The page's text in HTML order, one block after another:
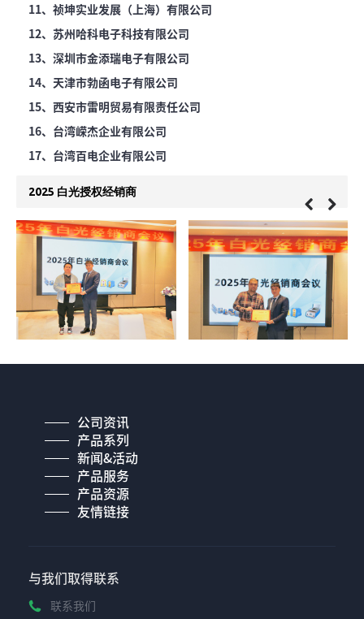
11、祯坤实业发展（上海）有限公司
12、苏州哈科电子科技有限公司
13、深圳市金添瑞电子有限公司
14、天津市勃函电子有限公司
15、西安市雷明贸易有限责任公司
16、台湾嵘杰企业有限公司
17、台湾百电企业有限公司
2025 白光授权经销商
公司资讯
产品系列
新闻&活动
产品服务
产品资源
友情链接
与我们取得联系
联系我们